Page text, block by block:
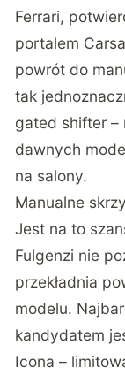
Ferrari,
portalem
powrót do
tak
gated shifter –
dawnych
na salony.
Manualne
Jest na to
Fulgenzi nie
przekładnia
modelu.
kandydatem
Icona –